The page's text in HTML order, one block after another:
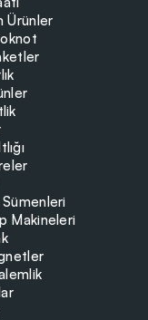
Ürünler
Makineleri